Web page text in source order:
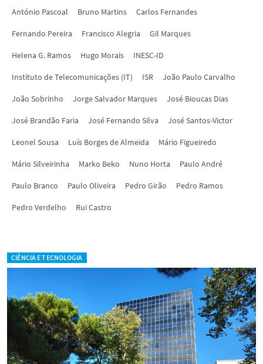
António Pascoal Bruno Martins Carlos Fernandes
Fernando Pereira Francisco Alegria Gil Marques
Helena G. Ramos Hugo Morais INESC-ID
Instituto de Telecomunicações (IT) ISR João Paulo Carvalho
João Sobrinho Jorge Salvador Marques José Bioucas Dias
José Brandão Faria José Fernando Silva José Santos-Victor
Leonel Sousa Luís Borges de Almeida Mário Figueiredo
Mário Silveirinha Marko Beko Nuno Horta Paulo André
Paulo Branco Paulo Oliveira Pedro Girão Pedro Ramos
Pedro Verdelho Rui Castro
CIÊNCIA E TECNOLOGIA